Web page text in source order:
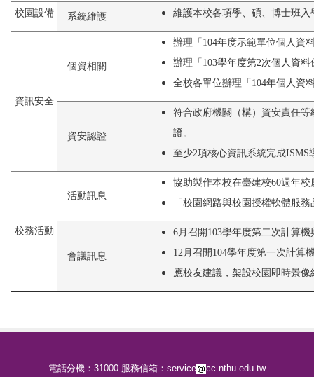
校園設備 系統維護 維護本校各項學、碩、博士班
資訊安全
個資相關
辦理「104年度示範單位個人資
辦理「103學年度第2次個人資
全校各單位辦理「104年個人資
資安認證
符合政府機關（構）資安責任
證。
至少2項核心資訊系統完成
校務活動
活動訊息
協助製作本校在臺建校60週年校
「校園網路與校園授權軟體服
會議訊息
6月召開103學年度第二次計算
12月召開104學年度第一次計算
應校友建議，架設校園即時景
電話分機：31000 服務信箱：service cc.nthu.edu.tw